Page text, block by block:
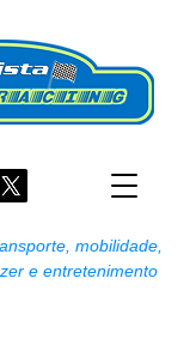
mobilidade,
e entretenimento